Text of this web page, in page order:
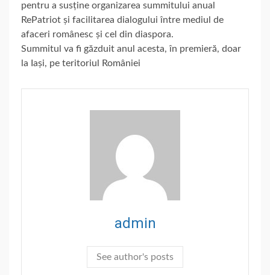
pentru a susține organizarea summitului anual
RePatriot și facilitarea dialogului între mediul de
afaceri românesc și cel din diaspora.
Summitul va fi găzduit anul acesta, în premieră, doar
la Iași, pe teritoriul României
admin
See author's posts